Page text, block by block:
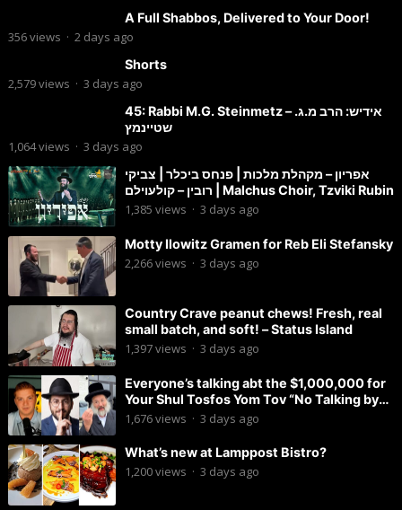
A Full Shabbos, Delivered to Your Door!
356views · 2 days ago
Shorts
2,579views · 3 days ago
45: Rabbi M.G. Steinmetz – אידיש: הרב מ.ג.
שטיינמץ
1,064views · 3 days ago
אפריון – מקהלת מלכות | פנחס ביכלר | צביקי
רובין – קולעוילם | Malchus Choir, Tzviki Rubin
1,385 views · 3 days ago
Motty Ilowitz Gramen for Reb Eli Stefansky
2,266views · 3 days ago
Country Crave peanut chews! Fresh, real
small batch, and soft! – Status Island
1,397views · 3 days ago
Everyone’s talking abt the $1,000,000 for
Your Shul Tosfos Yom Tov “No Talking by
Davening” movement
1,676views · 3 days ago
What’s new at Lamppost Bistro?
1,200views · 3 days ago